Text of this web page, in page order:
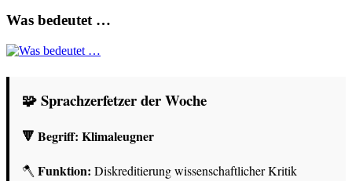
Was bedeutet …
🧩 Sprachzerfetzer der Woche
🔻 Begriff: Klimaleugner
🪓 Funktion: Diskreditierung wissenschaftlicher Kritik